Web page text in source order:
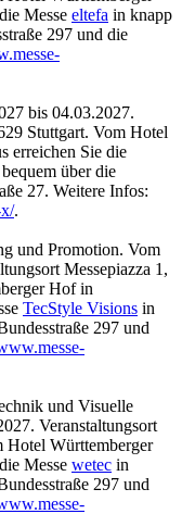
Messe eltefa in knapp
297 und die
bis 04.03.2027.
Stuttgart. Vom Hotel
erreichen Sie die
über die
27. Weitere Infos:
.
und Promotion. Vom
Messepiazza 1,
Hof in
TecStyle Visions in
297 und
und Visuelle
Veranstaltungsort
Hotel Württemberger
Messe wetec in
297 und